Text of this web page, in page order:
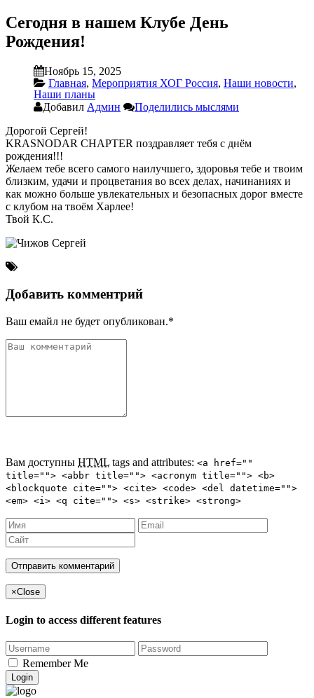
Сегодня в нашем Клубе День
Рождения!
Ноябрь 15, 2025
Главная, Мероприятия ХОГ Россия, Наши новости,
Наши планы
Добавил Админ
Поделились мыслями
Дорогой Сергей!
KRASNODAR CHAPTER поздравляет тебя с днём
рождения!!!
Желаем тебе всего самого наилучшего, здоровья тебе и твоим
близким, удачи и процветания во всех делах, начинаниях и
как можно больше увлекательных и безопасных дорог вместе
с клубом на твоём Харлее!
Твой К.С.
Добавить комментрий
Ваш емайл не будет опубликован.*
Вам доступны HTML tags and attributes: <a href=""
title=""> <abbr title=""> <acronym title=""> <b>
<blockquote cite=""> <cite> <code> <del datetime="">
<em> <i> <q cite=""> <s> <strike> <strong>
×Close
Login to access different features
Remember Me
Login